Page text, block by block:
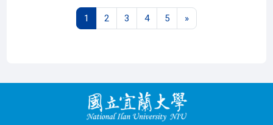
1 第 1 頁
2 第 2 頁
3 第 3 頁
4第 4 頁
5第 5 頁
»下一頁